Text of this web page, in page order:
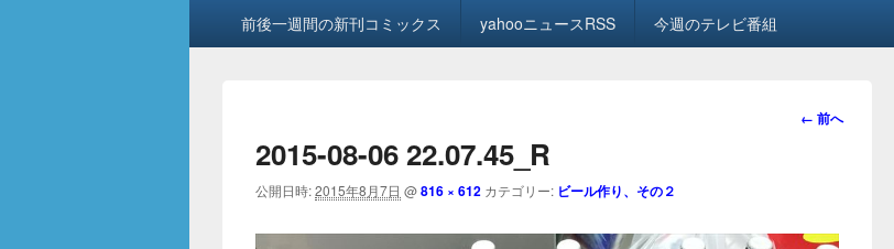
前後一週間の新刊コミックス yahooニュースRSS 今週のテレビ番組
画
ー
← 前へ
2015-08-06 22.07.45_R
公開日時:2015年8月7日 @816 × 612 カテゴリー: ビール作り、その２